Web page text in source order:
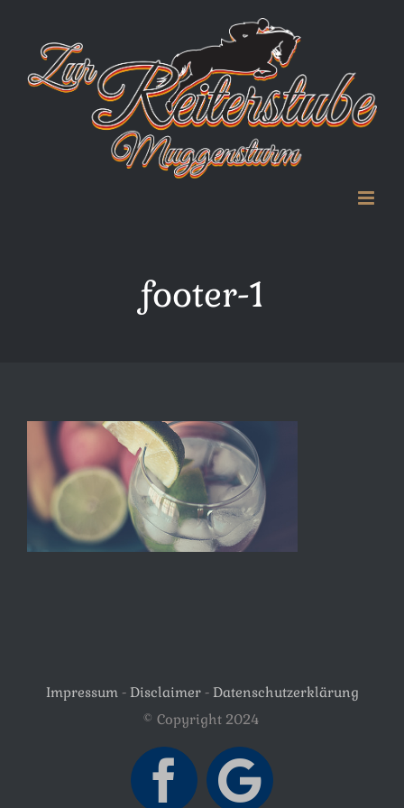
springen
footer-1
Impressum- Disclaimer- Datenschutzerklärung
© Copyright 2024